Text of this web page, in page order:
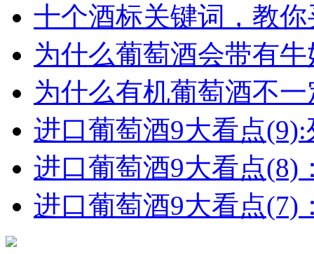
十个酒标关键词，教
为什么葡萄酒会带有
为什么有机葡萄酒不
进口葡萄酒9大看点(9):
进口葡萄酒9大看点(8)
进口葡萄酒9大看点(7)